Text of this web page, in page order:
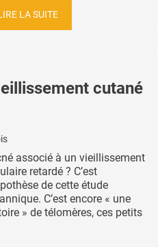
LA SUITE
cutané
associé à un vieillissement
retardé ? C’est
de cette étude
C’est encore « une
» de télomères, ces petits